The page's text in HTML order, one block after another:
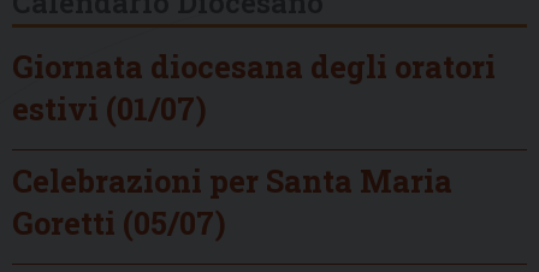
Giornata diocesana degli oratori
estivi (01/07)
Celebrazioni per Santa Maria
Goretti (05/07)